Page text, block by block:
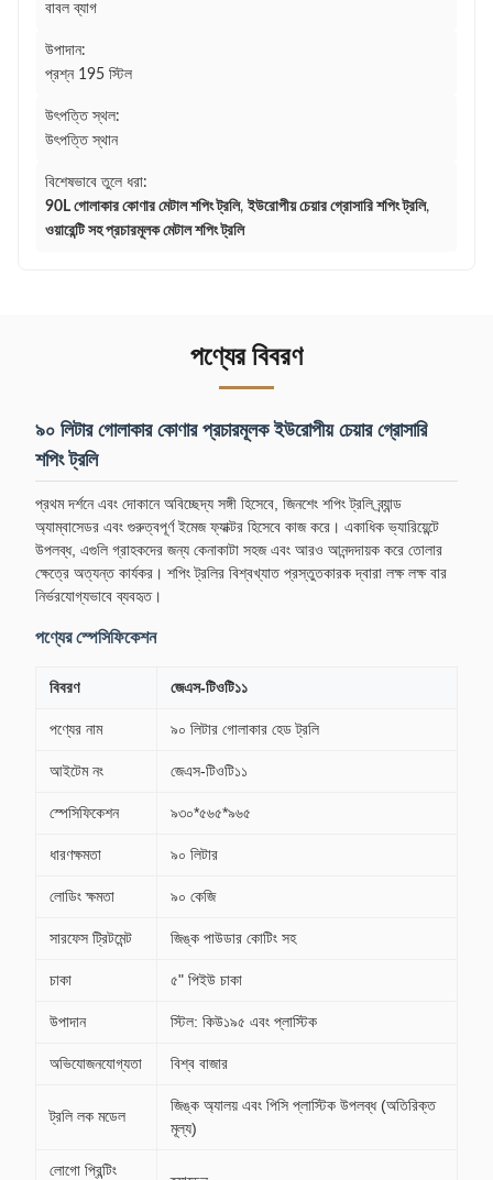
বাবল ব্যাগ
উপাদান:
প্রশ্ন 195 স্টিল
উৎপত্তি স্থল:
উৎপত্তি স্থান
বিশেষভাবে তুলে ধরা:
90L গোলাকার কোণার মেটাল শপিং ট্রলি, ইউরোপীয় চেয়ার গ্রোসারি শপিং ট্রলি,
ওয়ারেন্টি সহ প্রচারমূলক মেটাল শপিং ট্রলি
পণ্যের বিবরণ
৯০ লিটার গোলাকার কোণার প্রচারমূলক ইউরোপীয় চেয়ার গ্রোসারি
শপিং ট্রলি
প্রথম দর্শনে এবং দোকানে অবিচ্ছেদ্য সঙ্গী হিসেবে, জিনশেং শপিং ট্রলি ব্র্যান্ড
অ্যাম্বাসেডর এবং গুরুত্বপূর্ণ ইমেজ ফ্যাক্টর হিসেবে কাজ করে। একাধিক ভ্যারিয়েন্টে
উপলব্ধ, এগুলি গ্রাহকদের জন্য কেনাকাটা সহজ এবং আরও আনন্দদায়ক করে তোলার
ক্ষেত্রে অত্যন্ত কার্যকর। শপিং ট্রলির বিশ্বখ্যাত প্রস্তুতকারক দ্বারা লক্ষ লক্ষ বার
নির্ভরযোগ্যভাবে ব্যবহৃত।
পণ্যের স্পেসিফিকেশন
বিবরণ জেএস-টিওটি১১
পণ্যের নাম ৯০ লিটার গোলাকার হেড ট্রলি
আইটেম নং জেএস-টিওটি১১
স্পেসিফিকেশন ৯৩০*৫৬৫*৯৬৫
ধারণক্ষমতা ৯০ লিটার
লোডিং ক্ষমতা ৯০ কেজি
সারফেস ট্রিটমেন্ট জিঙ্ক পাউডার কোটিং সহ
চাকা ৫" পিইউ চাকা
উপাদান স্টিল: কিউ১৯৫ এবং প্লাস্টিক
অভিযোজনযোগ্যতা বিশ্ব বাজার
ট্রলি লক মডেল
জিঙ্ক অ্যালয় এবং পিসি প্লাস্টিক উপলব্ধ (অতিরিক্ত
মূল্য)
লোগো প্রিন্টিং